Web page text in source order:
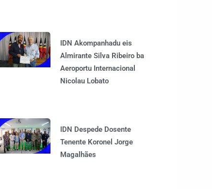
IDN Akompanhadu eis
Almirante Silva Ribeiro ba
Aeroportu Internacional
Nicolau Lobato
IDN Despede Dosente
Tenente Koronel Jorge
Magalhães